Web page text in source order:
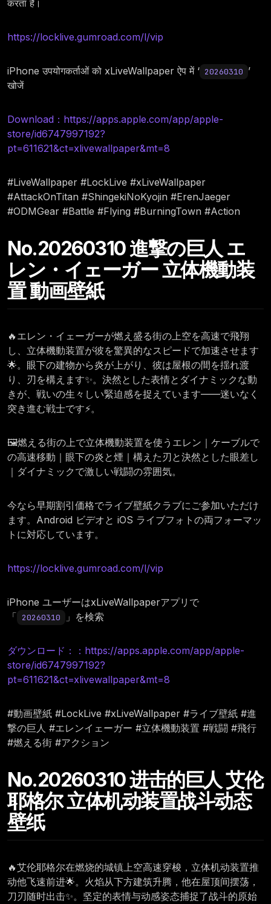
करता है।
https://locklive.gumroad.com/l/vip
iPhone उपयोगकर्ताओं को xLiveWallpaper ऐप में ‘ 20260310 ’
खोजें
Download：https://apps.apple.com/app/apple-
store/id6747997192?
pt=611621&ct=xlivewallpaper&mt=8
#LiveWallpaper #LockLive #xLiveWallpaper
#AttackOnTitan #ShingekiNoKyojin #ErenJaeger
#ODMGear #Battle #Flying #BurningTown #Action
No.20260310 進撃の巨人 エ
レン・イェーガー 立体機動装
置 動画壁紙
🔥エレン・イェーガーが燃え盛る街の上空を高速で飛翔
し、立体機動装置が彼を驚異的なスピードで加速させます
🌟。眼下の建物から炎が上がり、彼は屋根の間を揺れ渡
り、刃を構えます✨。決然とした表情とダイナミックな動
きが、戦いの生々しい緊迫感を捉えています——迷いなく
突き進む戦士です⚡。
🖼️燃える街の上で立体機動装置を使うエレン｜ケーブルで
の高速移動｜眼下の炎と煙｜構えた刃と決然とした眼差し
｜ダイナミックで激しい戦闘の雰囲気。
今なら早期割引価格でライブ壁紙クラブにご参加いただけ
ます。Android ビデオと iOS ライブフォトの両フォーマッ
トに対応しています。
https://locklive.gumroad.com/l/vip
iPhone ユーザーはxLiveWallpaperアプリで
「 20260310 」を検索
ダウンロード：：https://apps.apple.com/app/apple-
store/id6747997192?
pt=611621&ct=xlivewallpaper&mt=8
#動画壁紙 #LockLive #xLiveWallpaper #ライブ壁紙 #進
撃の巨人 #エレンイェーガー #立体機動装置 #戦闘 #飛行
#燃える街 #アクション
No.20260310 进击的巨人 艾伦
耶格尔 立体机动装置战斗动态
壁纸
🔥艾伦耶格尔在燃烧的城镇上空高速穿梭，立体机动装置推
动他飞速前进🌟。火焰从下方建筑升腾，他在屋顶间摆荡，
刀刃随时出击✨。坚定的表情与动感姿态捕捉了战斗的原始